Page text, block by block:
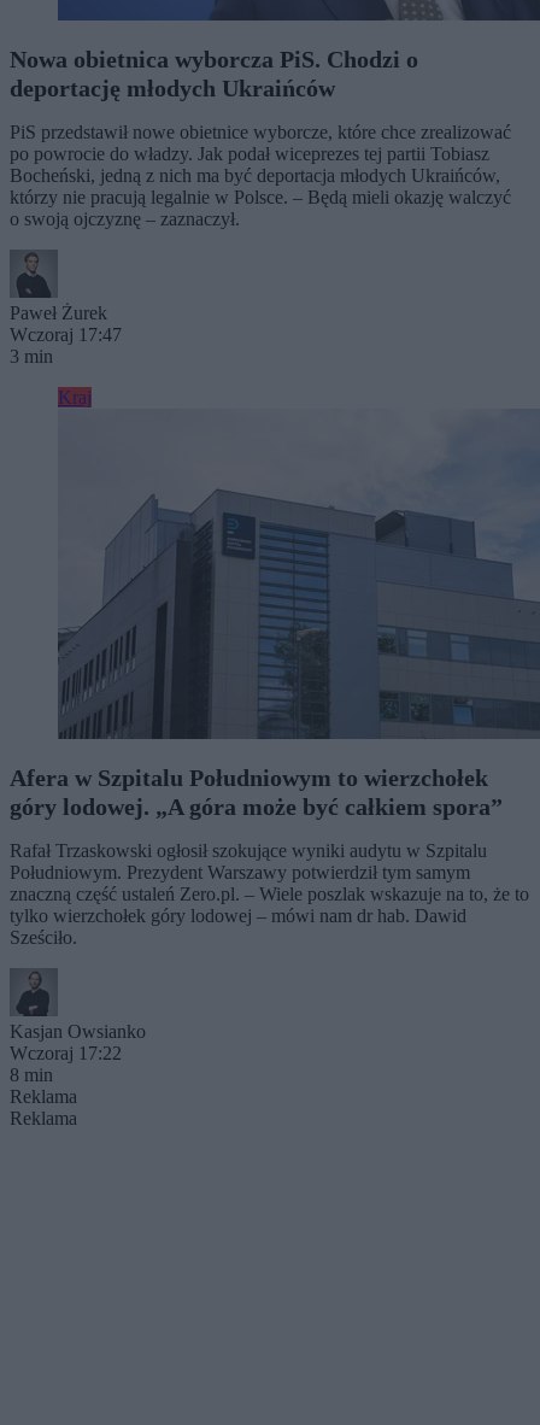
Nowa obietnica wyborcza PiS. Chodzi o
deportację młodych Ukraińców
PiS przedstawił nowe obietnice wyborcze, które chce zrealizować
po powrocie do władzy. Jak podał wiceprezes tej partii Tobiasz
Bocheński, jedną z nich ma być deportacja młodych Ukraińców,
którzy nie pracują legalnie w Polsce. – Będą mieli okazję walczyć
o swoją ojczyznę – zaznaczył.
Paweł Żurek
Wczoraj 17:47
3 min
Kraj
Afera w Szpitalu Południowym to wierzchołek
góry lodowej. „A góra może być całkiem spora”
Rafał Trzaskowski ogłosił szokujące wyniki audytu w Szpitalu
Południowym. Prezydent Warszawy potwierdził tym samym
znaczną część ustaleń Zero.pl. – Wiele poszlak wskazuje na to, że to
tylko wierzchołek góry lodowej – mówi nam dr hab. Dawid
Sześciło.
Kasjan Owsianko
Wczoraj 17:22
8 min
Reklama
Reklama